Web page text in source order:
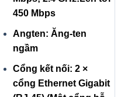
450 Mbps
Angten: Ăng-ten
ngầm
Cổng kết nối: 2 ×
cổng Ethernet Gigabit